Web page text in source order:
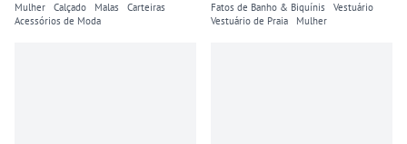
Mulher Calçado Malas
Carteiras
Acessórios de Moda
Fatos de Banho & Biquínis
Vestuário
Vestuário de Praia
Mulher